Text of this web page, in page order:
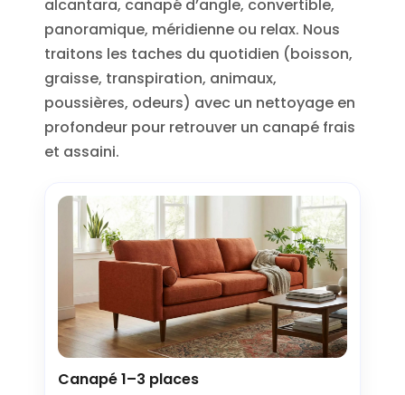
alcantara, canapé d’angle, convertible,
panoramique, méridienne ou relax. Nous
traitons les taches du quotidien (boisson,
graisse, transpiration, animaux,
poussières, odeurs) avec un nettoyage en
profondeur pour retrouver un canapé frais
et assaini.
Canapé 1–3 places